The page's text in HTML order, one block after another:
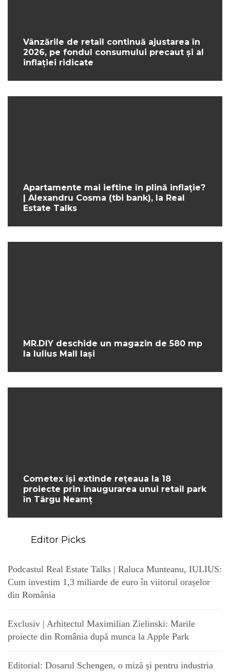
Vânzările de retail continuă ajustarea în
2026, pe fondul consumului precaut și al
inflației ridicate
Apartamente mai ieftine în plină inflație?
| Alexandru Cosma (tbi bank), la Real
Estate Talks
MR.DIY deschide un magazin de 580 mp
la Iulius Mall Iași
Cometex își extinde rețeaua la 18
proiecte prin inaugurarea unui retail park
în Târgu Neamț
Editor Picks
Podcastul Real Estate Talks | Raluca Munteanu, IULIUS:
Cum investim 1,3 miliarde de euro în viitorul orașelor
din România
Exclusiv | Arhitectul Maximilian Zielinski: Marile
proiecte din România după munca la Apple Park
Editorial: Dosarul Schengen, o miză și pentru industria